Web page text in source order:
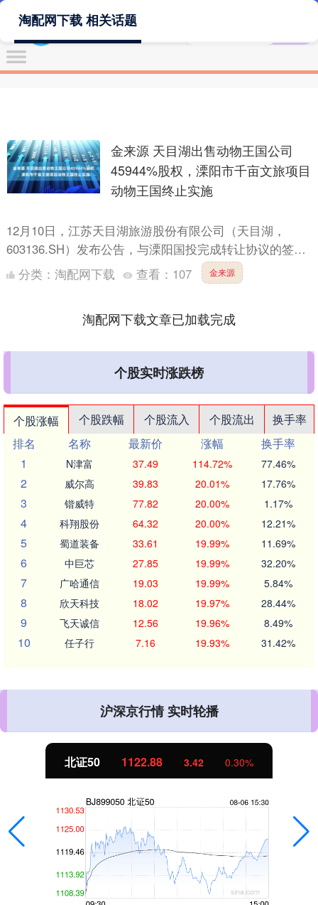
淘配网下载 相关话题
金来源 天目湖出售动物王国公司
45944%股权，溧阳市千亩文旅项目
动物王国终止实施
12月10日，江苏天目湖旅游股份有限公司（天目湖，
603136.SH）发布公告，与溧阳国投完成转让协议的签
署，以非公开协议转让的方式将其持有的江苏天目湖动物
王国....
分类： 淘配网下载 查看： 107 金来源
淘配网下载文章已加载完成
个股实时涨跌榜
个股涨幅 个股跌幅 个股流入 个股流出
换手率
排名
名称 最新价 涨幅
换手率
1
N津富 37.49 114.72% 77.46%
2 威尔高 39.83 20.01% 17.76%
3 锴威特 77.82 20.00% 1.17%
4 科翔股份 64.32 20.00% 12.21%
5 蜀道装备 33.61 19.99% 11.69%
6 中巨芯 27.85 19.99% 32.20%
7 广哈通信 19.03 19.99% 5.84%
8 欣天科技 18.02 19.97% 28.44%
9 飞天诚信 12.56 19.96% 8.49%
10 任子行 7.16 19.93% 31.42%
沪深京行情 实时轮播
北证50 1122.88 3.42 0.30%